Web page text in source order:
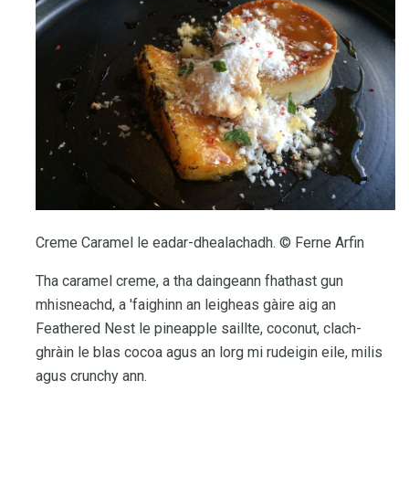
Creme Caramel le eadar-dhealachadh. © Ferne Arfin
Tha caramel creme, a tha daingeann fhathast gun
mhisneachd, a 'faighinn an leigheas gàire aig an
Feathered Nest le pineapple saillte, coconut, clach-
ghràin le blas cocoa agus an lorg mi rudeigin eile, milis
agus crunchy ann.